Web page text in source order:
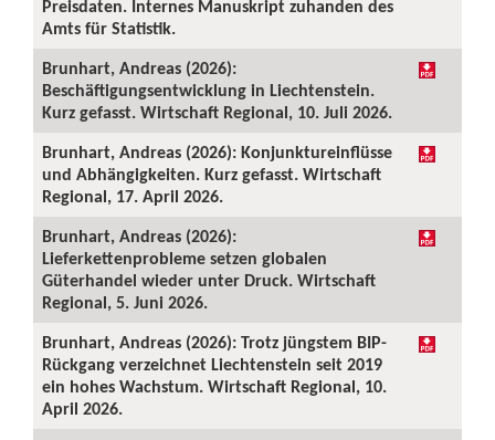
Preisdaten. Internes Manuskript zuhanden des
Amts für Statistik.
Brunhart, Andreas (2026):
Beschäftigungsentwicklung in Liechtenstein.
Kurz gefasst. Wirtschaft Regional, 10. Juli 2026.
Brunhart, Andreas (2026): Konjunktureinflüsse
und Abhängigkeiten. Kurz gefasst. Wirtschaft
Regional, 17. April 2026.
Brunhart, Andreas (2026):
Lieferkettenprobleme setzen globalen
Güterhandel wieder unter Druck. Wirtschaft
Regional, 5. Juni 2026.
Brunhart, Andreas (2026): Trotz jüngstem BIP-
Rückgang verzeichnet Liechtenstein seit 2019
ein hohes Wachstum. Wirtschaft Regional, 10.
April 2026.